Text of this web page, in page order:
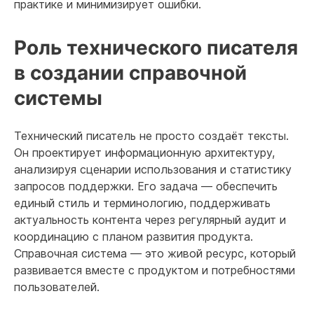
практике и минимизирует ошибки.
Роль технического писателя
в создании справочной
системы
Технический писатель не просто создаёт тексты.
Он проектирует информационную архитектуру,
анализируя сценарии использования и статистику
запросов поддержки. Его задача — обеспечить
единый стиль и терминологию, поддерживать
актуальность контента через регулярный аудит и
координацию с планом развития продукта.
Справочная система — это живой ресурс, который
развивается вместе с продуктом и потребностями
пользователей.